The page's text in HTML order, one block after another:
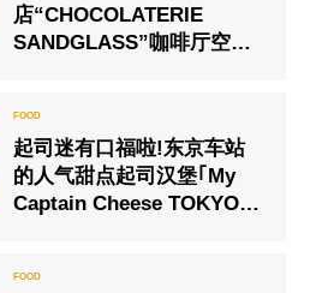
店“CHOCOLATERIE
SANDGLASS”咖啡厅空间
起司迷有口福啦!东京车站
的人气甜点起司汉堡｢My
Captain Cheese TOKYO｣